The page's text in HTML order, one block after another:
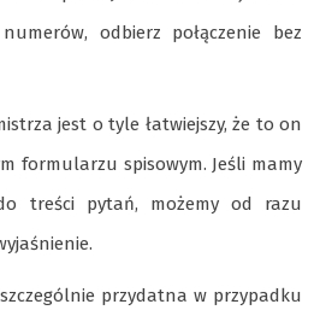
odbierz połączenie bez
jest o tyle łatwiejszy, że to on
formularzu spisowym. Jeśli mamy
treści pytań, możemy od razu
przydatna w przypadku